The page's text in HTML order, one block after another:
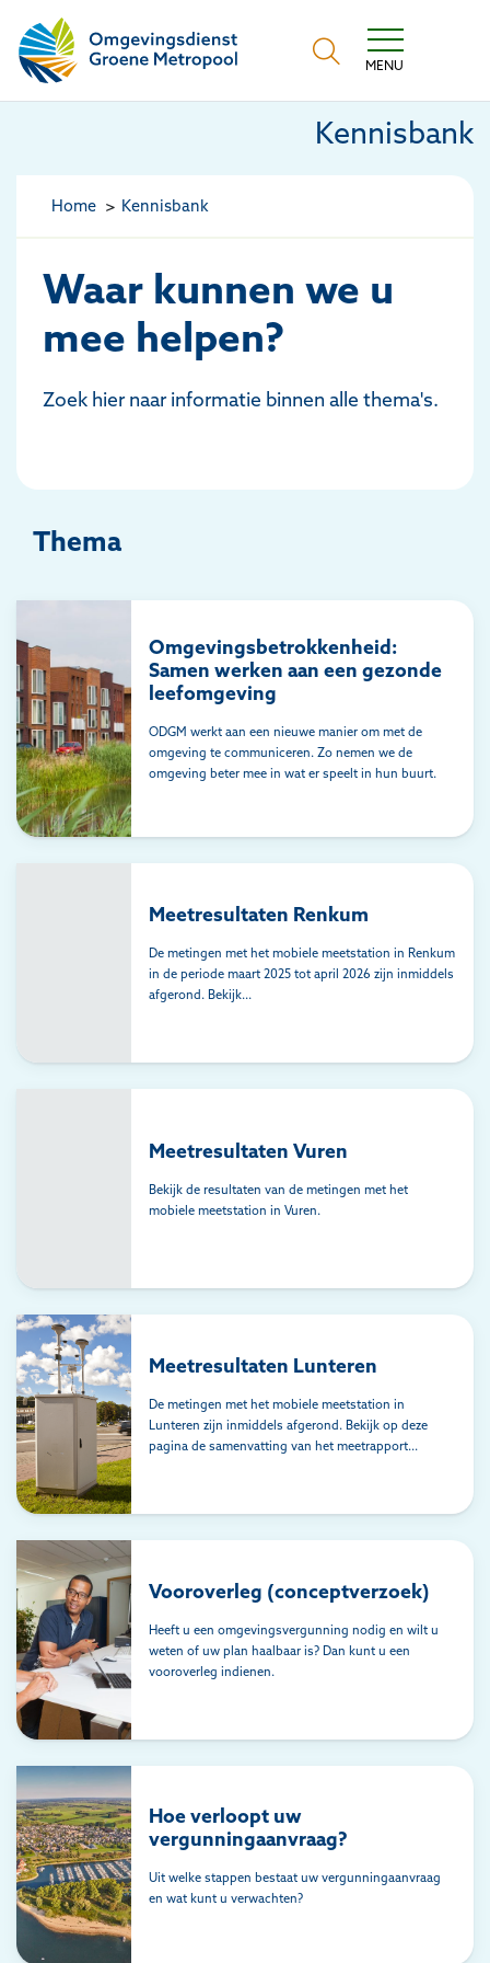
Omgevingsdienst Groene Metropool
MENU
Kennisbank
Home Kennisbank
Waar kunnen we u
mee helpen?
Zoek hier naar informatie binnen alle thema's.
Filters
Thema
Omgevingsbetrokkenheid:
Samen werken aan een gezonde
leefomgeving
ODGM werkt aan een nieuwe manier om met de
omgeving te communiceren. Zo nemen we de
omgeving beter mee in wat er speelt in hun buurt.
Meetresultaten Renkum
De metingen met het mobiele meetstation in Renkum
in de periode maart 2025 tot april 2026 zijn inmiddels
afgerond. Bekijk...
Meetresultaten Vuren
Bekijk de resultaten van de metingen met het
mobiele meetstation in Vuren.
Meetresultaten Lunteren
De metingen met het mobiele meetstation in
Lunteren zijn inmiddels afgerond. Bekijk op deze
pagina de samenvatting van het meetrapport...
Vooroverleg (conceptverzoek)
Heeft u een omgevingsvergunning nodig en wilt u
weten of uw plan haalbaar is? Dan kunt u een
vooroverleg indienen.
Hoe verloopt uw
vergunningaanvraag?
Uit welke stappen bestaat uw vergunningaanvraag
en wat kunt u verwachten?